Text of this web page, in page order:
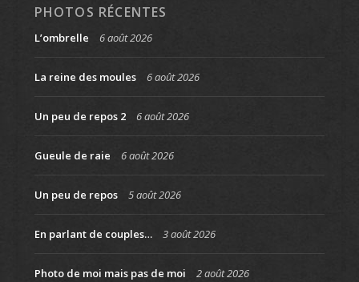
PHOTOS RÉCENTES
L’ombrelle 6 août 2026
La reine des moules 6 août 2026
Un peu de repos 2 6 août 2026
Gueule de raie 6 août 2026
Un peu de repos 5 août 2026
En parlant de couples… 3 août 2026
Photo de moi mais pas de moi 2 août 2026